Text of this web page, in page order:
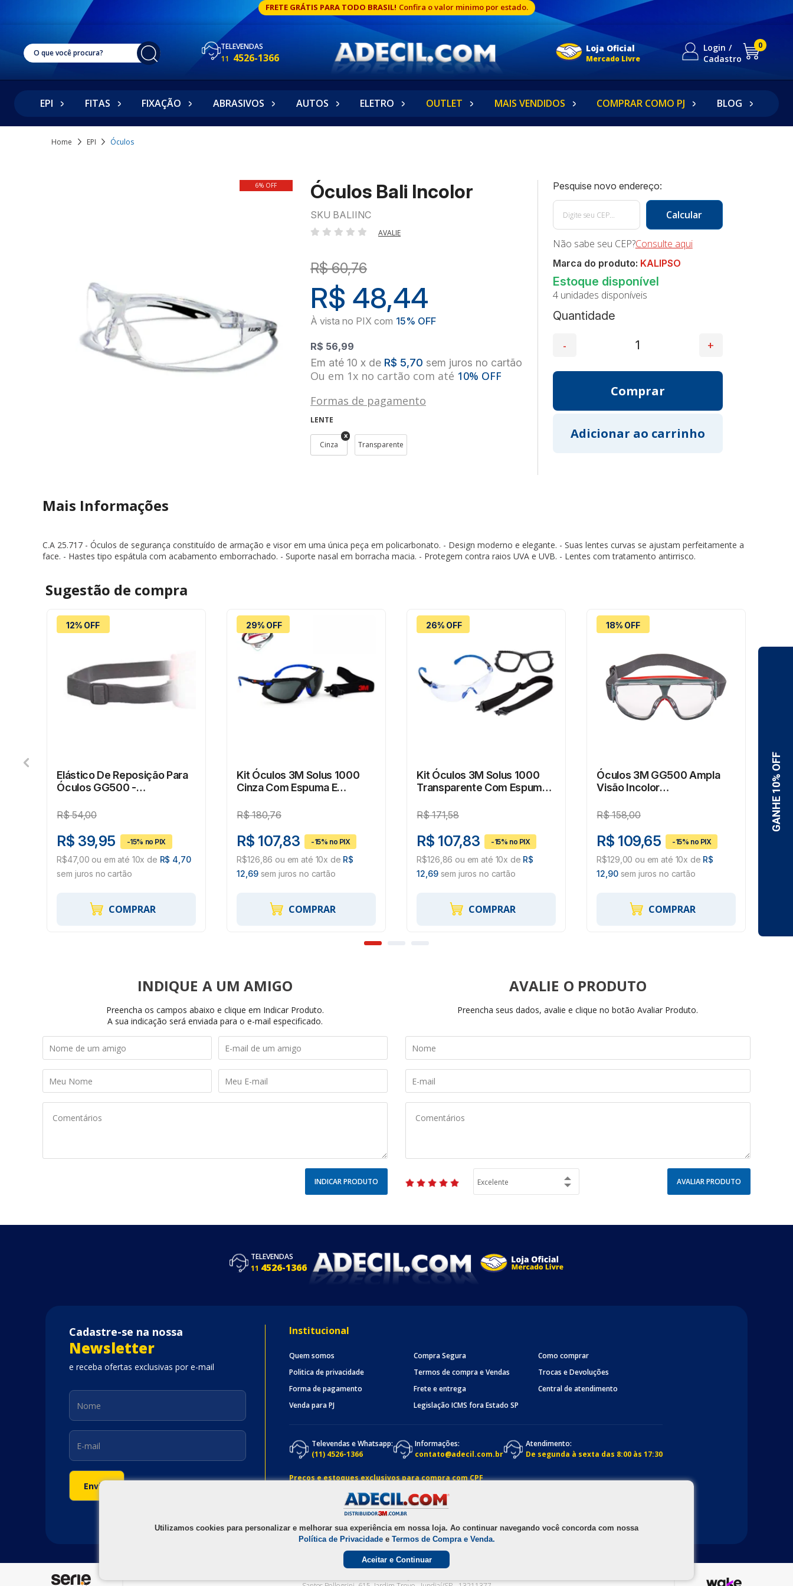
FRETE GRÁTIS PARA TODO BRASIL! Confira o valor minimo por estado.
TELEVENDAS
11 4526-1366
Loja Oficial
Mercado Livre
Login
Cadastro
0
EPI FITAS FIXAÇÃO ABRASIVOS AUTOS ELETRO OUTLET MAIS VENDIDOS COMPRAR COMO PJ BLOG
Home EPI Óculos
6% OFF Óculos Bali Incolor
SKU BALIINC
AVALIE
R$ 60,76
R$ 56,99
R$ 48,44
10 x de R$ 5,70 sem juros no cartão
Ou em 1x no cartão com até 10% OFF
Formas de pagamento
LENTE
Cinza Transparente
Quantidade
Não sabe seu CEP?Consulte aqui
4 unidades disponíveis
Marca do produto: KALIPSO
Mais Informações
C.A 25.717 - Óculos de segurança constituído de armação e visor em uma única peça em policarbonato. - Design moderno e elegante. - Suas lentes curvas se ajustam perfeitamente a
face. - Hastes tipo espátula com acabamento emborrachado. - Suporte nasal em borracha macia. - Protegem contra raios UVA e UVB. - Lentes com tratamento antirrisco.
Sugestão de compra
12% OFF
Elástico De Reposição Para
Óculos GG500 -
R$54,00
R$ 39,95
R$47,00 ou em até 10x de R$ 4,70
sem juros no cartão
COMPRAR
29% OFF
Kit Óculos 3M Solus 1000
Cinza Com Espuma E
R$180,76
R$ 107,83
R$126,86 ou em até 10x de R$
12,69sem juros no cartão
COMPRAR
26% OFF
Kit Óculos 3M Solus 1000
Transparente Com Espuma E
R$171,58
R$ 107,83
R$126,86 ou em até 10x de R$
12,69sem juros no cartão
COMPRAR
18% OFF
Óculos 3M GG500 Ampla
Visão Incolor
R$158,00
R$ 109,65
R$129,00 ou em até 10x de R$
12,90sem juros no cartão
COMPRAR
R$
INDIQUE
Preencha os campos abaixo e clique em Indicar Produto.
A sua indicação será enviada para o e-mail especificado.
INDICAR PRODUTO
AVALIE
Preencha seus dados, avalie e clique no botão Avaliar Produto.
AVALIAR PRODUTO
Utilizamos cookies para personalizar e melhorar sua experiência em nossa loja. Ao continuar navegando você concorda com nossa
Política de Privacidade e Termos de Compra e Venda.
Aceitar e Continuar
TELEVENDAS
11 4526-1366
Cadastre-se na nossa
Newsletter
e receba ofertas exclusivas por e-mail
Institucional
Quem somos Compra Segura
Como comprar
Politica de privacidade
Termos de compra e Vendas
Trocas e Devoluções
Forma de pagamento
Frete e entrega
Central de atendimento
Venda para PJ
Legislação ICMS fora Estado SP
Televendas e Whatsapp:
(11) 4526-1366
Informações:
contato@adecil.com.br
Atendimento:
De segunda à sexta das 8:00 às 17:30
Preços e estoques exclusivos para compra com CPF